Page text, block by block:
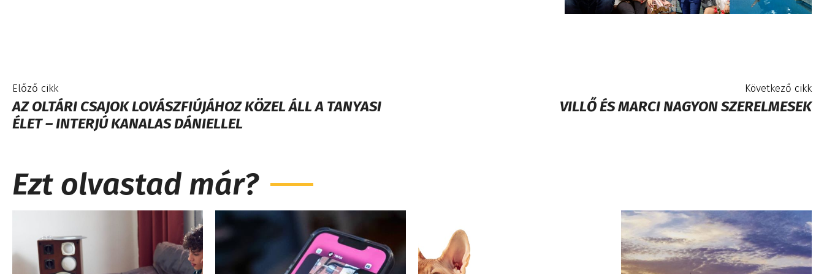
Előző cikk
AZ OLTÁRI CSAJOK LOVÁSZFIÚJÁHOZ KÖZEL ÁLL A TANYASI
ÉLET – INTERJÚ KANALAS DÁNIELLEL
Következő cikk
VILLŐ ÉS MARCI NAGYON SZERELMESEK
Ezt olvastad már?